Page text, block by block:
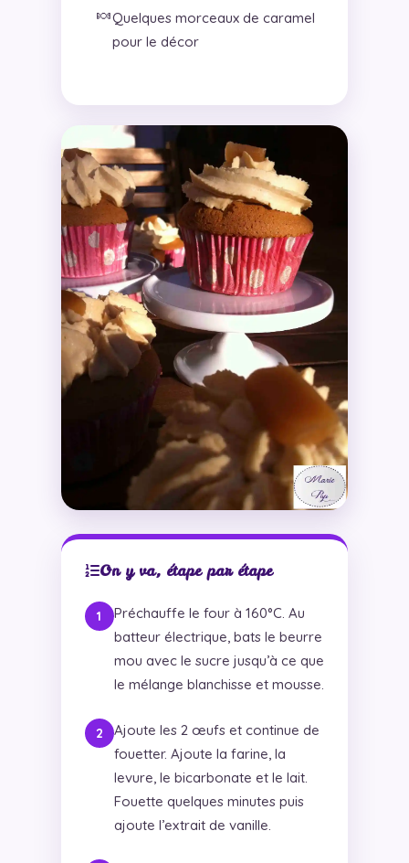
🍬Quelques morceaux de caramel
pour le décor
On y va, étape par étape
Préchauffe le four à 160°C. Au
batteur électrique, bats le beurre
mou avec le sucre jusqu’à ce que
le mélange blanchisse et mousse.
Ajoute les 2 œufs et continue de
fouetter. Ajoute la farine, la
levure, le bicarbonate et le lait.
Fouette quelques minutes puis
ajoute l’extrait de vanille.